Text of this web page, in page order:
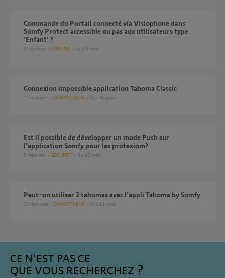
Commande du Portail connecté via Visiophone dans
Somfy Protect accessible ou pas aux utilisateurs type
'Enfant' ?
0 réponses PORTAIL il y a 9 mois
Connexion impossible application Tahoma Classic
15 réponses DOMOTIQUE il y a 16 jours
Est il possible de développer un mode Push sur
l'application Somfy pour les protexiom?
8 réponses SÉCURITÉ il y a 2 mois
Peut-on utiliser 2 tahomas avec l'appli Tahoma by Somfy
27 réponses DOMOTIQUE il y a 12 mois
CE N'EST PAS CE
QUE VOUS RECHERCHEZ